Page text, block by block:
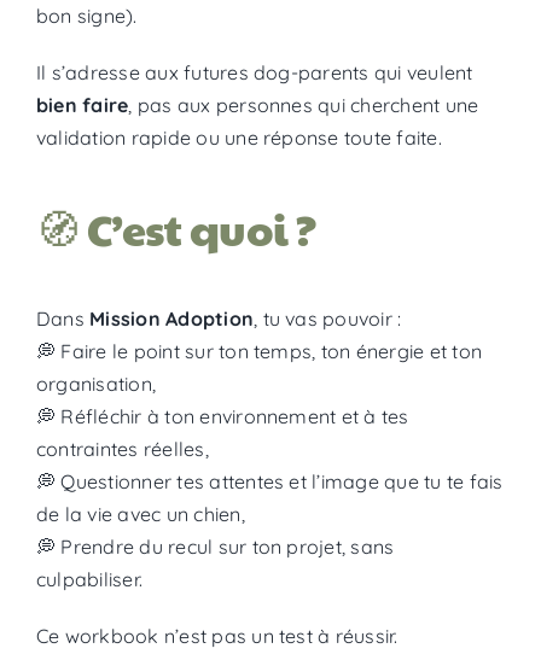
bon signe).
Il s’adresse aux futures dog-parents qui veulent
bien faire, pas aux personnes qui cherchent une
validation rapide ou une réponse toute faite.
🧭 C’est quoi ?
Dans Mission Adoption , tu vas pouvoir :
💭 Faire le point sur ton temps, ton énergie et ton
organisation,
💭 Réfléchir à ton environnement et à tes
contraintes réelles,
💭 Questionner tes attentes et l’image que tu te fais
de la vie avec un chien,
💭 Prendre du recul sur ton projet, sans
culpabiliser.
Ce workbook n’est pas un test à réussir.